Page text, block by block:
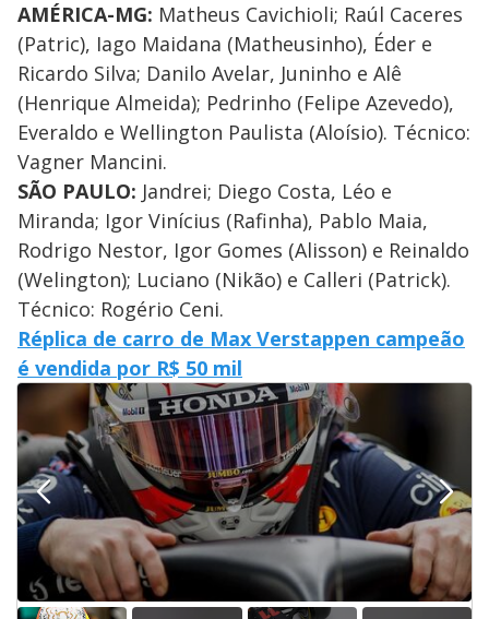
AMÉRICA-MG: Matheus Cavichioli; Raúl Caceres
(Patric), Iago Maidana (Matheusinho), Éder e
Ricardo Silva; Danilo Avelar, Juninho e Alê
(Henrique Almeida); Pedrinho (Felipe Azevedo),
Everaldo e Wellington Paulista (Aloísio). Técnico:
Vagner Mancini.
SÃO PAULO: Jandrei; Diego Costa, Léo e
Miranda; Igor Vinícius (Rafinha), Pablo Maia,
Rodrigo Nestor, Igor Gomes (Alisson) e Reinaldo
(Welington); Luciano (Nikão) e Calleri (Patrick).
Técnico: Rogério Ceni.
Réplica de carro de Max Verstappen campeão
é vendida por R$ 50 mil